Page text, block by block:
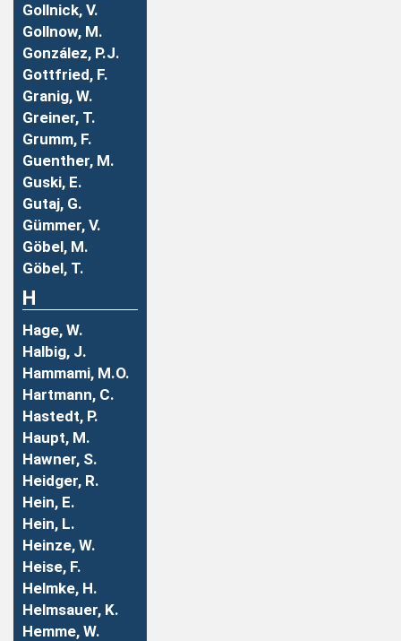
Gollnick, V.
Gollnow, M.
González, P.J.
Gottfried, F.
Granig, W.
Greiner, T.
Grumm, F.
Guenther, M.
Guski, E.
Gutaj, G.
Gümmer, V.
Göbel, M.
Göbel, T.
H
Hage, W.
Halbig, J.
Hammami, M.O.
Hartmann, C.
Hastedt, P.
Haupt, M.
Hawner, S.
Heidger, R.
Hein, E.
Hein, L.
Heinze, W.
Heise, F.
Helmke, H.
Helmsauer, K.
Hemme, W.